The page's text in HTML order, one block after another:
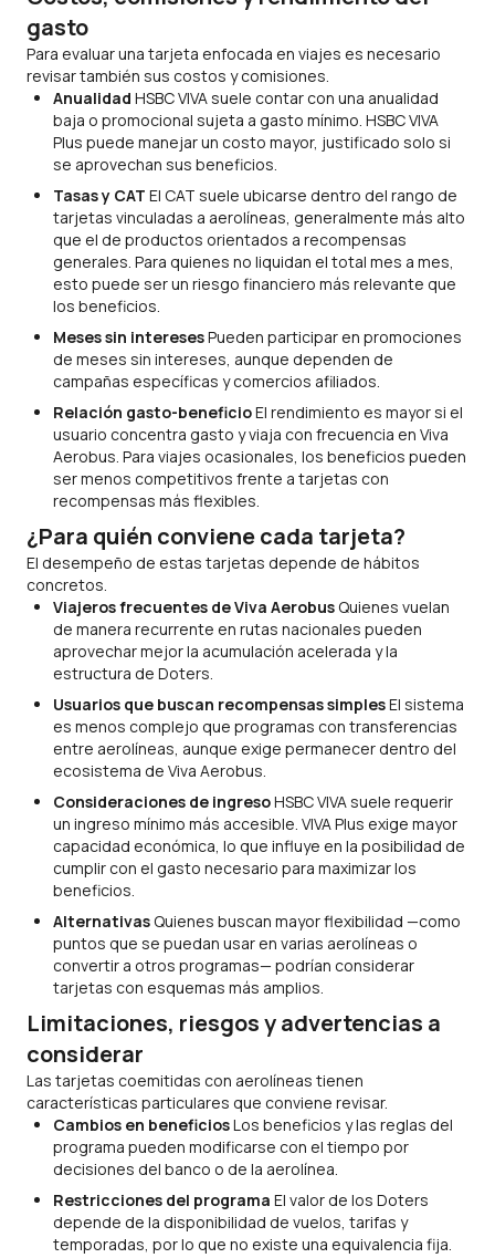
gasto
Para evaluar una tarjeta enfocada en viajes es necesario
revisar también sus costos y comisiones.
Anualidad HSBC VIVA suele contar con una anualidad
baja o promocional sujeta a gasto mínimo. HSBC VIVA
Plus puede manejar un costo mayor, justificado solo si
se aprovechan sus beneficios.
Tasas y CAT El CAT suele ubicarse dentro del rango de
tarjetas vinculadas a aerolíneas, generalmente más alto
que el de productos orientados a recompensas
generales. Para quienes no liquidan el total mes a mes,
esto puede ser un riesgo financiero más relevante que
los beneficios.
Meses sin interesesPueden participar en promociones
de meses sin intereses, aunque dependen de
campañas específicas y comercios afiliados.
Relación gasto-beneficioEl rendimiento es mayor si el
usuario concentra gasto y viaja con frecuencia en Viva
Aerobus. Para viajes ocasionales, los beneficios pueden
ser menos competitivos frente a tarjetas con
recompensas más flexibles.
¿Para quién conviene cada tarjeta?
El desempeño de estas tarjetas depende de hábitos
concretos.
Viajeros frecuentes de Viva Aerobus Quienes vuelan
de manera recurrente en rutas nacionales pueden
aprovechar mejor la acumulación acelerada y la
estructura de Doters.
Usuarios que buscan recompensas simplesEl sistema
es menos complejo que programas con transferencias
entre aerolíneas, aunque exige permanecer dentro del
ecosistema de Viva Aerobus.
Consideraciones de ingresoHSBC VIVA suele requerir
un ingreso mínimo más accesible. VIVA Plus exige mayor
capacidad económica, lo que influye en la posibilidad de
cumplir con el gasto necesario para maximizar los
beneficios.
Alternativas Quienes buscan mayor flexibilidad —como
puntos que se puedan usar en varias aerolíneas o
convertir a otros programas— podrían considerar
tarjetas con esquemas más amplios.
Limitaciones, riesgos y advertencias a
considerar
Las tarjetas coemitidas con aerolíneas tienen
características particulares que conviene revisar.
Cambios en beneficiosLos beneficios y las reglas del
programa pueden modificarse con el tiempo por
decisiones del banco o de la aerolínea.
Restricciones del programa El valor de los Doters
depende de la disponibilidad de vuelos, tarifas y
temporadas, por lo que no existe una equivalencia fija.